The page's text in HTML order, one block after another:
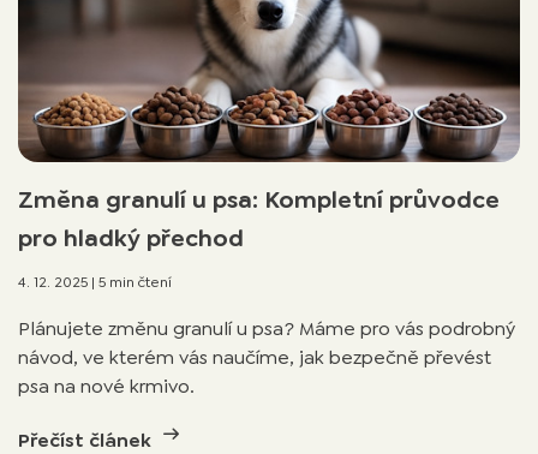
Změna granulí u psa: Kompletní průvodce
pro hladký přechod
4. 12. 2025 | 5 min čtení
Plánujete změnu granulí u psa? Máme pro vás podrobný
návod, ve kterém vás naučíme, jak bezpečně převést
psa na nové krmivo.
Přečíst článek